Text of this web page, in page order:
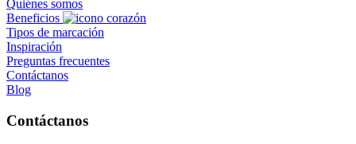
Quiénes somos
Beneficios
Tipos de marcación
Inspiración
Preguntas frecuentes
Contáctanos
Blog
Contáctanos